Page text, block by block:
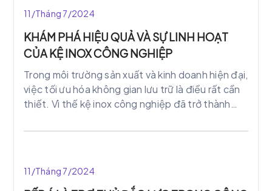
11/Tháng 7/2024
KHÁM PHÁ HIỆU QUẢ VÀ SỰ LINH HOẠT
CỦA KỆ INOX CÔNG NGHIỆP
Trong môi trường sản xuất và kinh doanh hiện đại,
việc tối ưu hóa không gian lưu trữ là điều rất cần
thiết. Vì thế kệ inox công nghiệp đã trở thành
không gian lưu trữ và tăng cường sự sắp xếp
khám phá sức mạnh và đa dạng của kệ inox công
11/Tháng 7/2024